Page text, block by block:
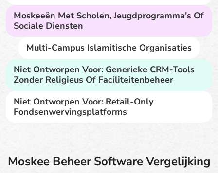
Moskeeën Met Scholen, Jeugdprogramma's Of
Sociale Diensten
Multi-Campus Islamitische Organisaties
Niet Ontworpen Voor: Generieke CRM-Tools
Zonder Religieus Of Faciliteitenbeheer
Niet Ontworpen Voor: Retail-Only
Fondsenwervingsplatforms
Moskee Beheer Software Vergelijking